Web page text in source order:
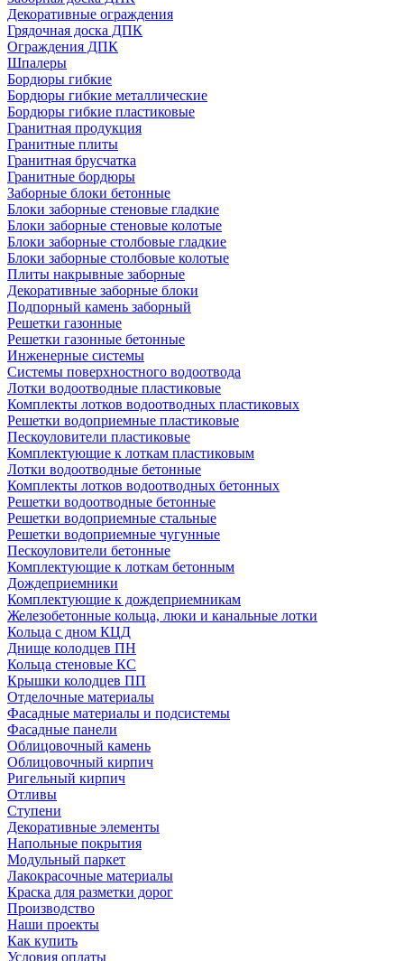
Декоративные ограждения
Грядочная доска ДПК
Ограждения ДПК
Шпалеры
Бордюры гибкие
Бордюры гибкие металлические
Бордюры гибкие пластиковые
Гранитная продукция
Гранитные плиты
Гранитная брусчатка
Гранитные бордюры
Заборные блоки бетонные
Блоки заборные стеновые гладкие
Блоки заборные стеновые колотые
Блоки заборные столбовые гладкие
Блоки заборные столбовые колотые
Плиты накрывные заборные
Декоративные заборные блоки
Подпорный камень заборный
Решетки газонные
Решетки газонные бетонные
Инженерные системы
Системы поверхностного водоотвода
Лотки водоотводные пластиковые
Комплекты лотков водоотводных пластиковых
Решетки водоприемные пластиковые
Пескоуловители пластиковые
Комплектующие к лоткам пластиковым
Лотки водоотводные бетонные
Комплекты лотков водоотводных бетонных
Решетки водоотводные бетонные
Решетки водоприемные стальные
Решетки водоприемные чугунные
Пескоуловители бетонные
Комплектующие к лоткам бетонным
Дождеприемники
Комплектующие к дождеприемникам
Железобетонные кольца, люки и канальные лотки
Кольца с дном КЦД
Днище колодцев ПН
Кольца стеновые КС
Крышки колодцев ПП
Отделочные материалы
Фасадные материалы и подсистемы
Фасадные панели
Облицовочный камень
Облицовочный кирпич
Ригельный кирпич
Отливы
Ступени
Декоративные элементы
Напольные покрытия
Модульный паркет
Лакокрасочные материалы
Краска для разметки дорог
Производство
Наши проекты
Как купить
Условия оплаты